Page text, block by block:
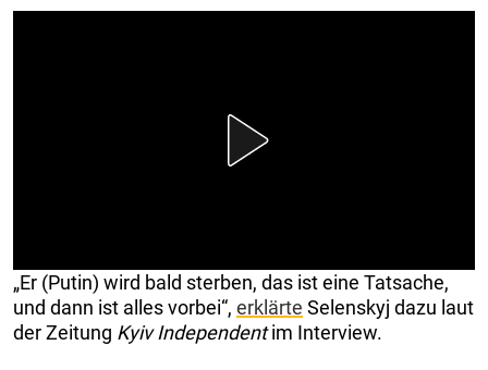
„Er (Putin) wird bald sterben, das ist eine Tatsache,
und dann ist alles vorbei“, erklärte Selenskyj dazu laut
der Zeitung Kyiv Independentim Interview.